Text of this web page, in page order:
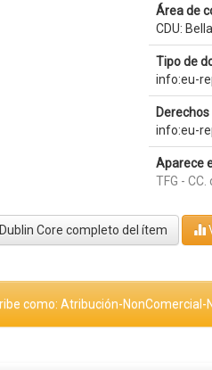
Área de
CDU:
Tipo de
info:eu-
info:eu-
Aparece
TFG -
Core completo del ítem
como: Atribución-NonComercial-